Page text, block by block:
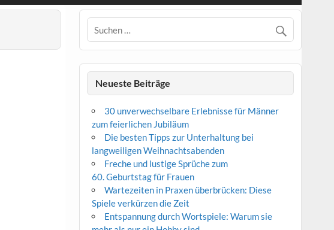
Neueste Beiträge
30 unverwechselbare Erlebnisse für Männer
zum feierlichen Jubiläum
Die besten Tipps zur Unterhaltung bei
langweiligen Weihnachtsabenden
Freche und lustige Sprüche zum
60. Geburtstag für Frauen
Wartezeiten in Praxen überbrücken: Diese
Spiele verkürzen die Zeit
Entspannung durch Wortspiele: Warum sie